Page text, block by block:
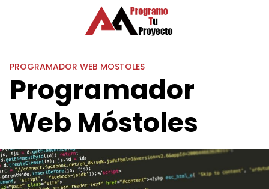
PROGRAMADOR WEB MOSTOLES
Programador
Web Móstoles